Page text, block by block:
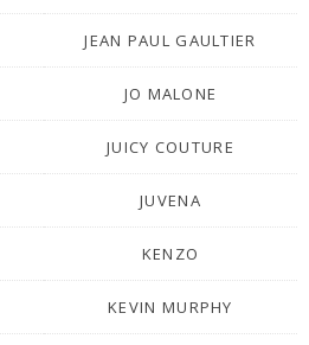
JEAN PAUL GAULTIER
JO MALONE
JUICY COUTURE
JUVENA
KENZO
KEVIN MURPHY